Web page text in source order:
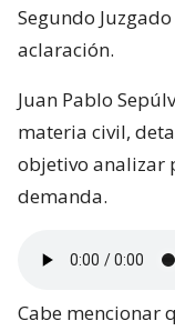
Segundo
aclaración.
Juan Pablo
materia civil,
objetivo analizar
demanda.
Cabe mencionar